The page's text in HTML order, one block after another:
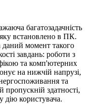
багатозадачність
встановлено в ПК.
момент такого
завдань: роботи з
та комп'ютерних
на нижчій напрузі,
та
пропускній здатності,
дію користувача.